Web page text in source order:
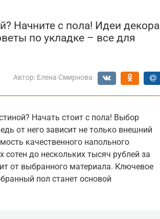
Начните с пола! Идеи декора
по укладке – все для
Автор: Елена Смирнова
Начать стоит с пола! Выбор
от него зависит не только внешний
качественного напольного
до нескольких тысяч рублей за
от выбранного материала. Ключевое
пол станет основой